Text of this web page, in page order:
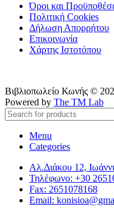
Όροι και
Πολιτική Cookies
Δήλωση Απορρήτου
Επικοινωνία
Χάρτης Ιστοτόπου
Βιβλιοπωλείο Κωνής ©
Powered by The TM Lab
Menu
Categories
Αλ.Διάκου 12,
Τηλέφωνο: +30
Fax: 2651078168
Email: